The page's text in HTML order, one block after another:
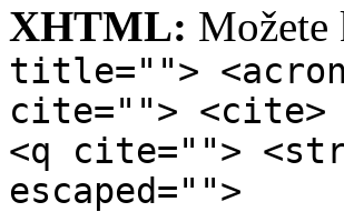
XHTML:
title="">
cite=""> <cite>
<q cite="">
escaped="">